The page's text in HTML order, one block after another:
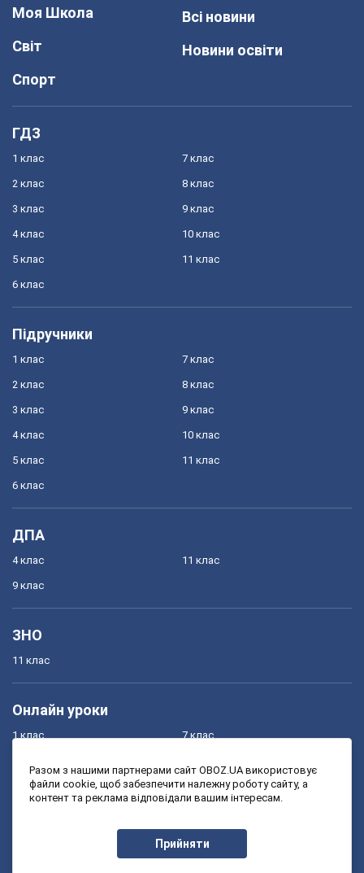
Моя Школа
Світ
Спорт
Всі новини
Новини освіти
ГДЗ
1 клас
2 клас
3 клас
4 клас
5 клас
6 клас
7 клас
8 клас
9 клас
10 клас
11 клас
Підручники
1 клас
2 клас
3 клас
4 клас
5 клас
6 клас
7 клас
8 клас
9 клас
10 клас
11 клас
ДПА
4 клас
9 клас
11 клас
ЗНО
11 клас
Онлайн уроки
1 клас
3 клас
7 клас
9 клас
Разом з нашими партнерами сайт OBOZ.UA використовує
файли cookie, щоб забезпечити належну роботу сайту, а
контент та реклама відповідали вашим інтересам.
Прийняти